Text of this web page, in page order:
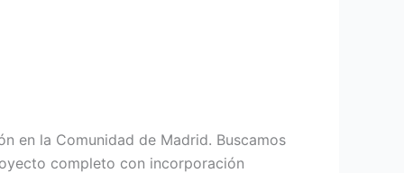
en la Comunidad de Madrid. Buscamos
completo con incorporación